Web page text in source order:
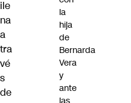
ile
na
a
tra
vé
s
de
la
hija
de
Bernarda
Vera
y
ante
las